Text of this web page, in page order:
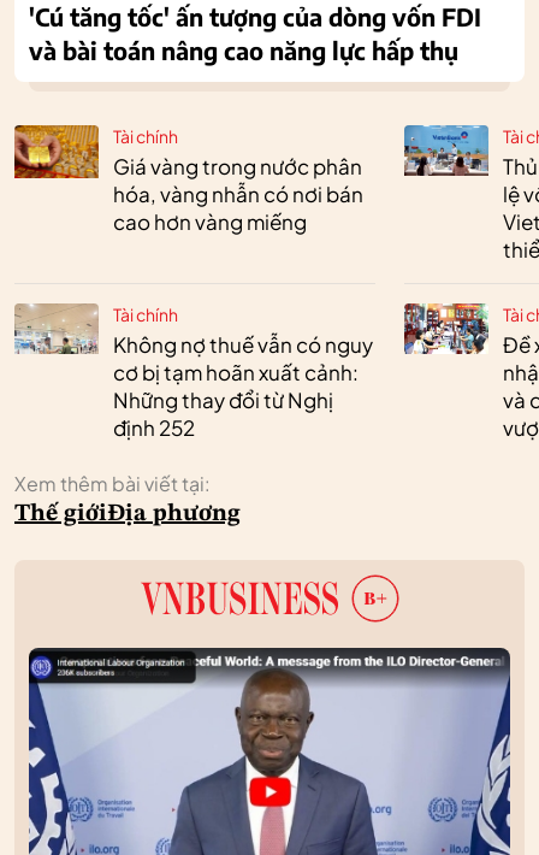
Tài chính
Giá vàng trong nước phân
hóa, vàng nhẫn có nơi bán
cao hơn vàng miếng
Tài chính
Không nợ thuế vẫn có nguy
cơ bị tạm hoãn xuất cảnh:
Những thay đổi từ Nghị
định 252
Tài
lệ
Tài
Đề
và
Xem thêm bài viết tại:
Thế giớiĐịa phương
'Cú tăng tốc' ấn tượng của dòng vốn FDI
và bài toán nâng cao năng lực hấp thụ